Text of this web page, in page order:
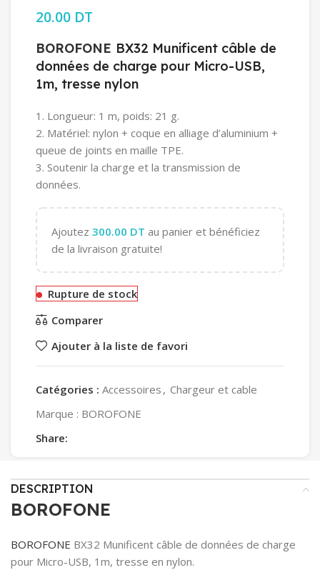
20.00 DT
BOROFONE BX32 Munificent câble de
données de charge pour Micro-USB,
1m, tresse nylon
1. Longueur: 1 m, poids: 21 g.
2. Matériel: nylon + coque en alliage d’aluminium +
queue de joints en maille TPE.
3. Soutenir la charge et la transmission de
données.
Ajoutez 300.00 DT au panier et bénéficiez
de la livraison gratuite!
Rupture de stock
Comparer
Ajouter à la liste de favori
Catégories : Accessoires , Chargeur et cable
Marque : BOROFONE
Share:
DESCRIPTION
BOROFONE
BOROFONE BX32 Munificent câble de données de charge
pour Micro-USB, 1m, tresse en nylon.